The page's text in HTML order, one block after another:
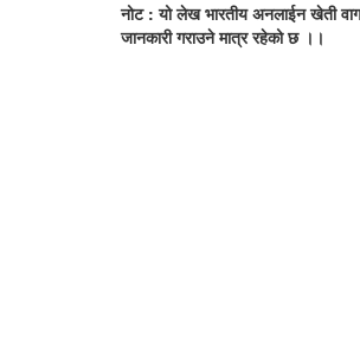
नोट : यो लेख भारतीय अनलाईन खेती
जानकारी गराउने मात्र रहेको छ ।।